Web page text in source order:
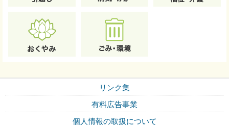
リンク集
有料広告事業
個人情報の取扱について